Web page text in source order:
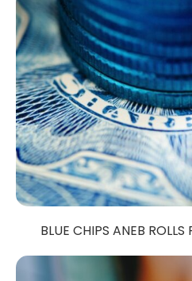
BLUE CHIPS ANEB